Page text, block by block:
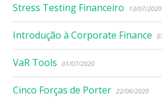
Stress Testing Financeiro 13/07/2020
Introdução à Corporate Finance
VaR Tools 01/07/2020
Cinco Forças de Porter 22/06/2020